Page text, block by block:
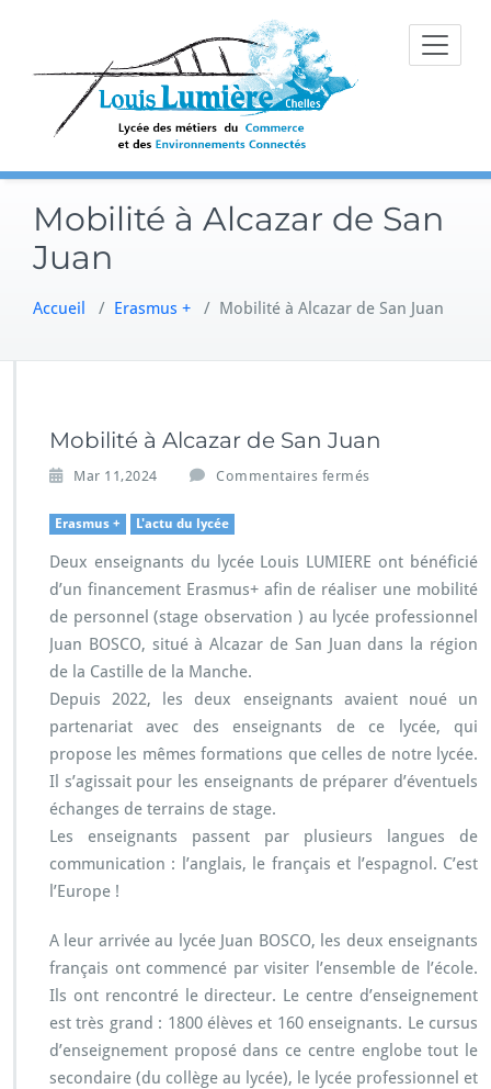
content
Mobilité à Alcazar de San
Juan
Accueil / Erasmus + / Mobilité à Alcazar de San Juan
Mobilité à Alcazar de San Juan
Mar 11,2024 Commentaires fermés
o
b
l
i
é
A
l
c
r
S
a
n
J
u
a
n
Erasmus + L'actu du lycée
Deux enseignants du lycée Louis LUMIERE ont bénéficié
d’un financement Erasmus+ afin de réaliser une mobilité
de personnel (stage observation ) au lycée professionnel
Juan BOSCO, situé à Alcazar de San Juan dans la région
de la Castille de la Manche.
Depuis 2022, les deux enseignants avaient noué un
partenariat avec des enseignants de ce lycée, qui
propose les mêmes formations que celles de notre lycée.
Il s’agissait pour les enseignants de préparer d’éventuels
échanges de terrains de stage.
Les enseignants passent par plusieurs langues de
communication : l’anglais, le français et l’espagnol. C’est
l’Europe !
A leur arrivée au lycée Juan BOSCO, les deux enseignants
français ont commencé par visiter l’ensemble de l’école.
Ils ont rencontré le directeur. Le centre d’enseignement
est très grand : 1800 élèves et 160 enseignants. Le cursus
d’enseignement proposé dans ce centre englobe tout le
secondaire (du collège au lycée), le lycée professionnel et